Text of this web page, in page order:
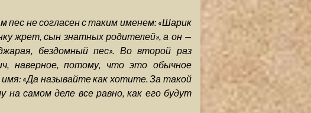
пес не согласен с таким именем: «Шарик
жрет, сын знатных родителей», а он —
бездомный пес». Во второй раз
наверное, потому, что это обычное
«Да называйте как хотите. За такой
на самом деле все равно, как его будут